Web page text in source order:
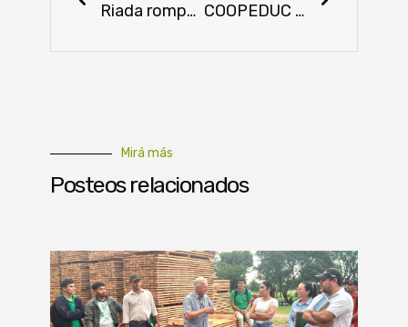
Riada rompe muro y empieza a entrar aguas del Pilcomayo COOPEDUC finaliza el 2025 con un fuerte impulso a la producción agrícola familiar
Mirá más
Posteos relacionados